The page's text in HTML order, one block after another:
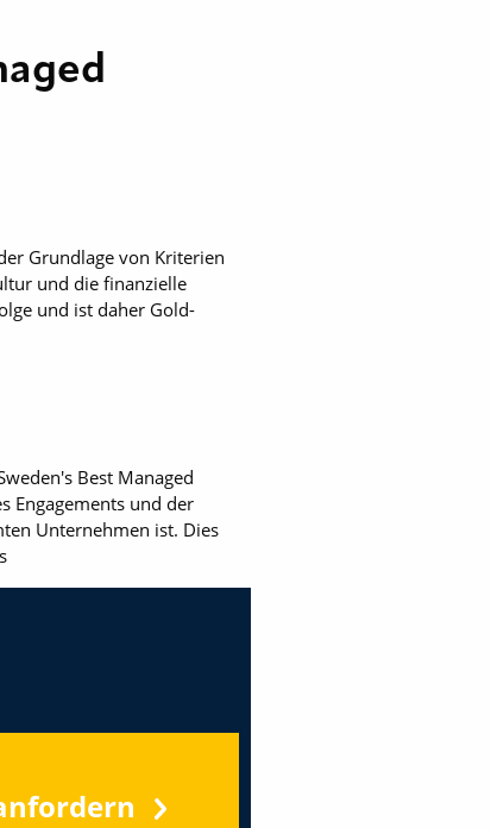
Grundlage von Kriterien
und die finanzielle
und ist daher Gold-
Best Managed
Engagements und der
Unternehmen ist. Dies